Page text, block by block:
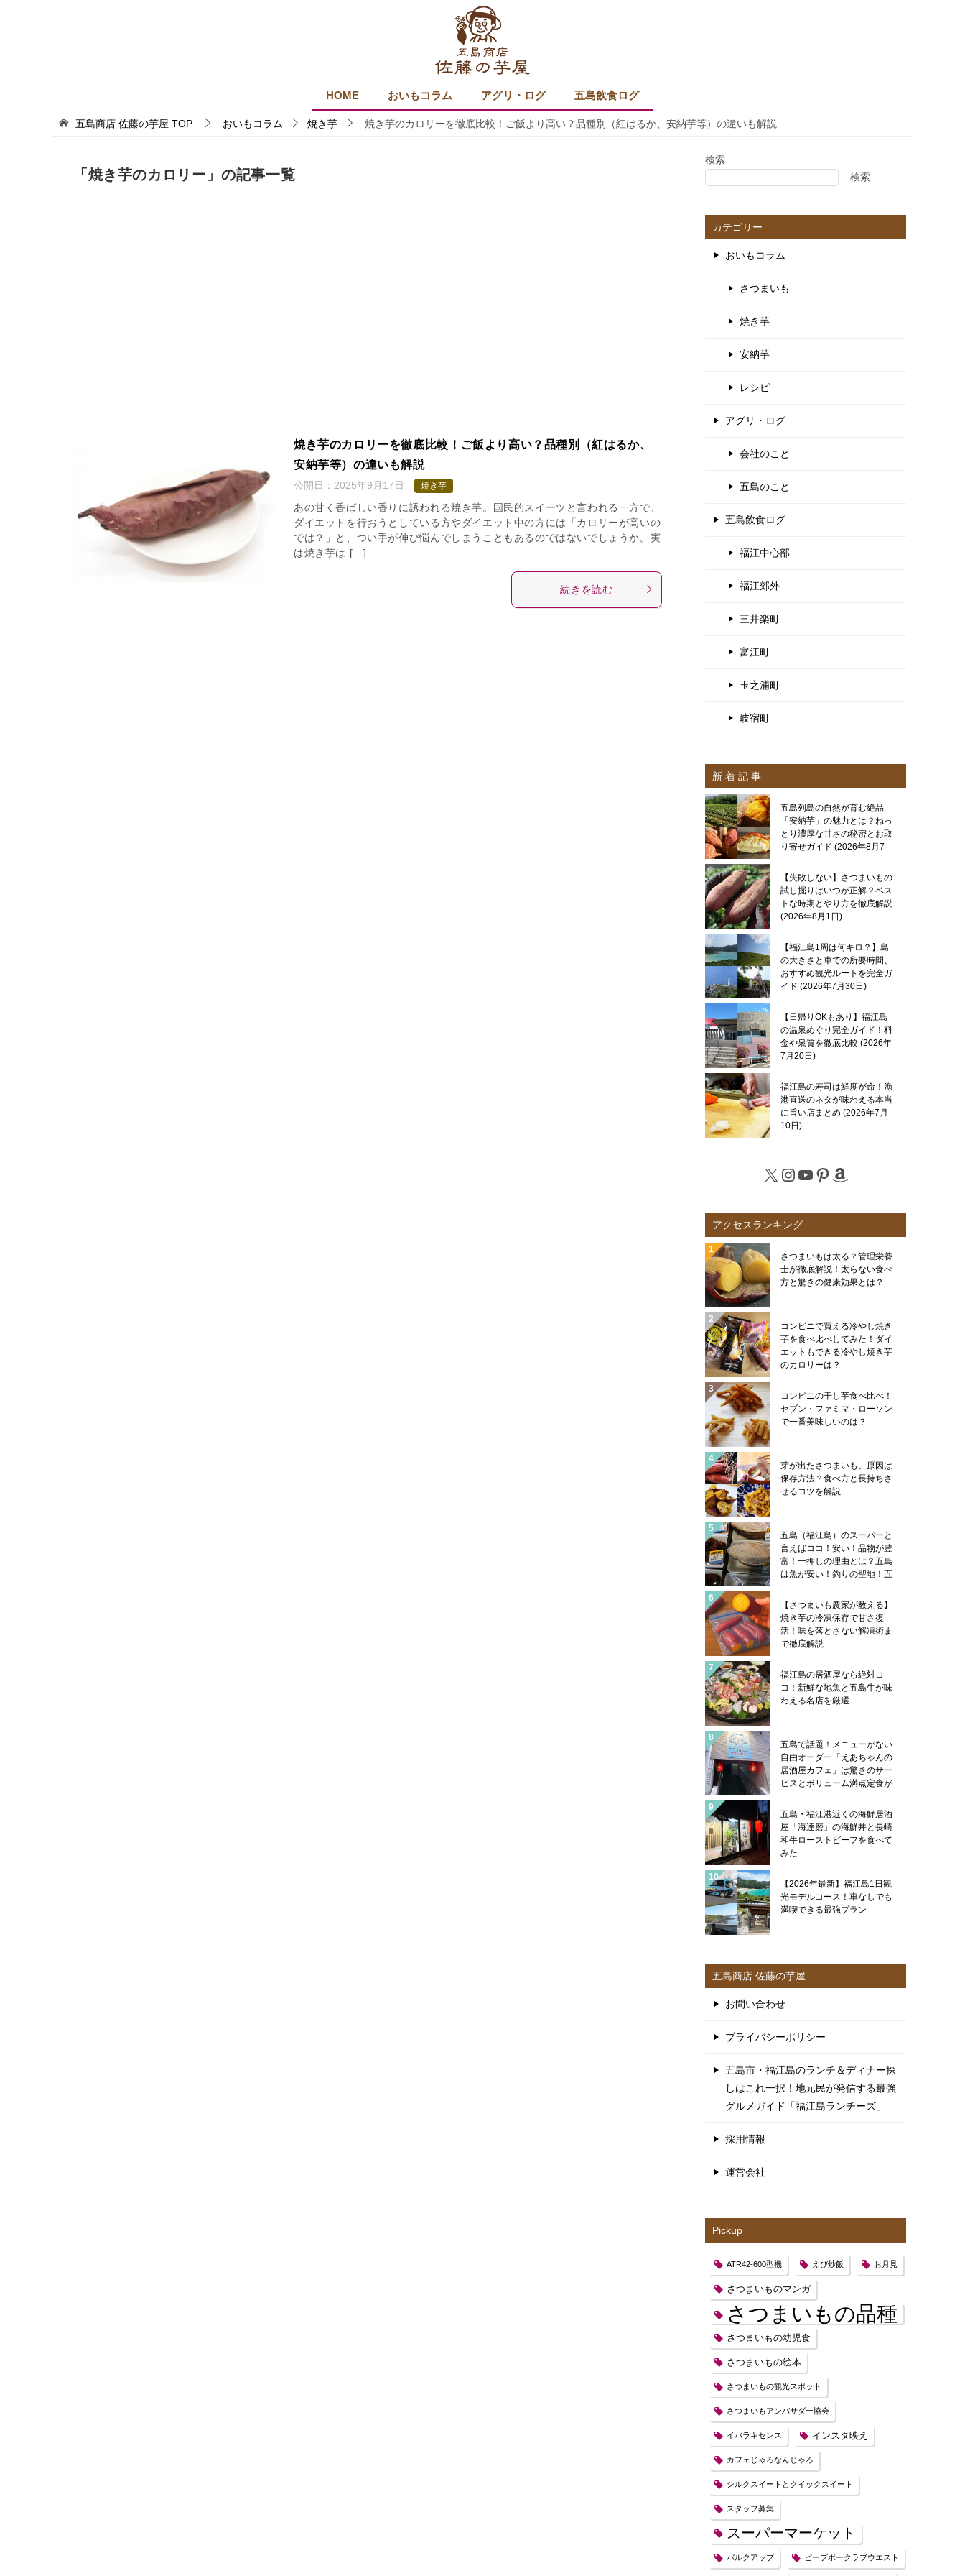
HOME おいもコラム アグリ・ログ 五島飲食ログ
五島商店 佐藤の芋屋 TOP おいもコラム 焼き芋 焼き芋のカロリーを徹底比較！ご飯より高い？品種別（紅はるか、安納芋等）の違いも解説
「焼き芋のカロリー」の記事一覧
焼き芋のカロリーを徹底比較！ご飯より高い？品種別（紅はるか、
安納芋等）の違いも解説
公開日： 2025年9月17日 焼き芋
あの甘く香ばしい香りに誘われる焼き芋。国民的スイーツと言われる一方で、
ダイエットを行おうとしている方やダイエット中の方には「カロリーが高いの
では？」と、つい手が伸び悩んでしまうこともあるのではないでしょうか。実
は焼き芋は […]
続きを読む
検索
検索
カテゴリー
おいもコラム
さつまいも
焼き芋
安納芋
レシピ
アグリ・ログ
会社のこと
五島のこと
五島飲食ログ
福江中心部
福江郊外
三井楽町
富江町
玉之浦町
岐宿町
新 着 記 事
五島列島の自然が育む絶品
「安納芋」の魅力とは？ねっ
とり濃厚な甘さの秘密とお取
り寄せガイド 2026年8月7
【失敗しない】さつまいもの
試し掘りはいつが正解？ベス
トな時期とやり方を徹底解説
2026年8月1日
【福江島1周は何キロ？】島
の大きさと車での所要時間、
おすすめ観光ルートを完全ガ
イド 2026年7月30日
【日帰りOKもあり】福江島
の温泉めぐり完全ガイド！料
金や泉質を徹底比較 2026年
7月20日
福江島の寿司は鮮度が命！漁
港直送のネタが味わえる本当
に旨い店まとめ 2026年7月
10日
X Instagram
YouTube
Pinterest
Amazon
アクセスランキング
さつまいもは太る？管理栄養
士が徹底解説！太らない食べ
方と驚きの健康効果とは？
コンビニで買える冷やし焼き
芋を食べ比べしてみた！ダイ
エットもできる冷やし焼き芋
のカロリーは？
コンビニの干し芋食べ比べ！
セブン・ファミマ・ローソン
で一番美味しいのは？
芽が出たさつまいも、原因は
保存方法？食べ方と長持ちさ
せるコツを解説
五島（福江島）のスーパーと
言えばココ！安い！品物が豊
富！一押しの理由とは？五島
は魚が安い！釣りの聖地！五
魚類学者サカナ君の帽子のハ
コフグは五島の郷土料理にあ
ります！
【さつまいも農家が教える】
焼き芋の冷凍保存で甘さ復
活！味を落とさない解凍術ま
で徹底解説
福江島の居酒屋なら絶対コ
コ！新鮮な地魚と五島牛が味
わえる名店を厳選
五島で話題！メニューがない
自由オーダー「えあちゃんの
居酒屋カフェ」は驚きのサー
ビスとボリューム満点定食が
五島・福江港近くの海鮮居酒
屋「海達磨」の海鮮丼と長崎
和牛ローストビーフを食べて
みた
【2026年最新】福江島1日観
光モデルコース！車なしでも
満喫できる最強プラン
五島商店 佐藤の芋屋
お問い合わせ
プライバシーポリシー
五島市・福江島のランチ＆ディナー探
しはこれ一択！地元民が発信する最強
グルメガイド「福江島ランチーズ」
採用情報
運営会社
Pickup
ATR42-600型機 えび炒飯 お月見
さつまいものマンガ
さつまいもの品種
さつまいもの幼児食
さつまいもの絵本
さつまいもの観光スポット
さつまいもアンバサダー協会
イバラキセンス インスタ映え
カフェじゃろなんじゃろ
シルクスイートとクイックスイート
スタッフ募集
スーパーマーケット
バルクアップ ピープボークラブウエスト